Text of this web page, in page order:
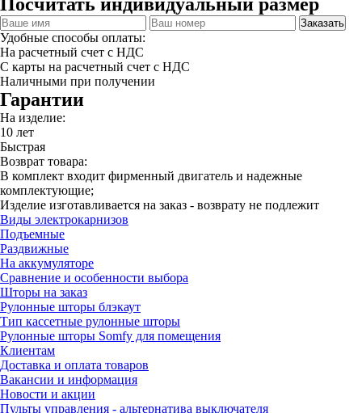
Заказать
Удобные способы оплаты:
На расчетный счет с НДС
С карты на расчетный счет с НДС
Наличными при получении
Гарантии
На изделие:
10 лет
Быстрая
Возврат товара:
В комплект входит фирменный двигатель и надежные
комплектующие;
Изделие изготавливается на заказ - возврату не подлежит
Виды электрокарнизов
Подъемные
Раздвижные
На аккумуляторе
Сравнение и особенности выбора
Шторы на заказ
Рулонные шторы блэкаут
Тип кассетные рулонные шторы
Рулонные шторы Somfy для помещения
Клиентам
Доставка и оплата товаров
Вакансии и информация
Новости и акции
Пульты управления - альтернатива выключателя